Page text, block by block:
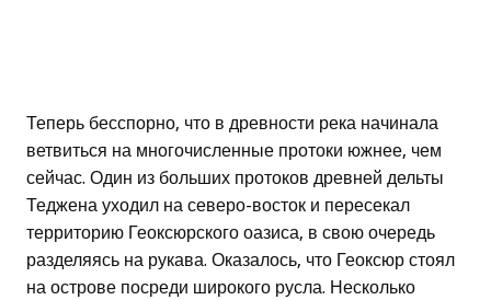
Теперь бесспорно, что в древности река начинала
ветвиться на многочисленные протоки южнее, чем
сейчас. Один из больших протоков древней дельты
Теджена уходил на северо-восток и пересекал
территорию Геоксюрского оазиса, в свою очередь
разделяясь на рукава. Оказалось, что Геоксюр стоял
на острове посреди широкого русла. Несколько